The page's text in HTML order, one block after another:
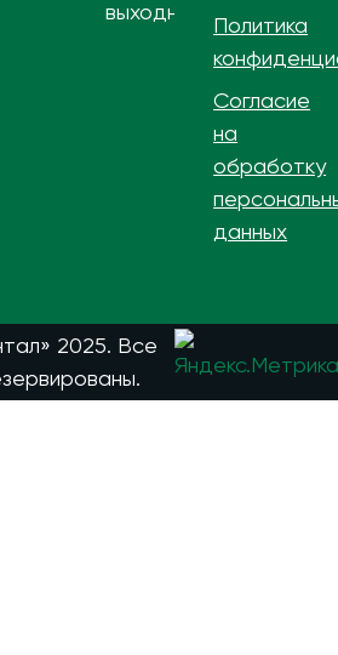
выходной
Политика
Согласие
на
обработку
данных
2025. Все